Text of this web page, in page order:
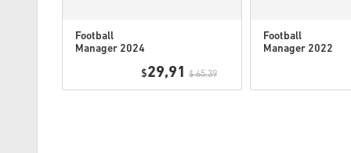
Football
Manager 2024
$29,91 $ 65,39
Football
Manager 2022